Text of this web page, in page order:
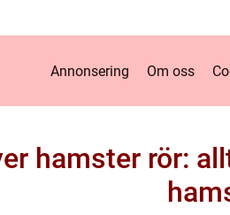
Annonsering Om oss
hamster rör: